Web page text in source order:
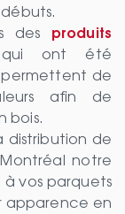
des produits
ont été
de
afin de
bois.
distribution de
notre
vos parquets
apparence en